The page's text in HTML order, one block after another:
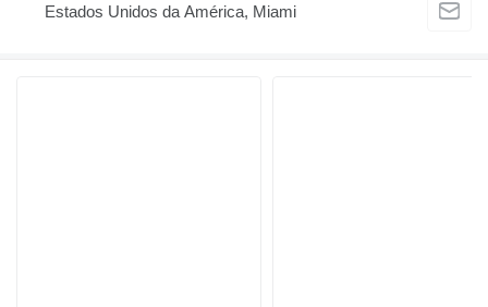
Estados Unidos da América, Miami